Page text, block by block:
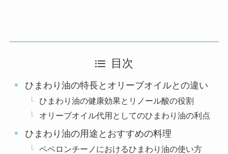
目次
ひまわり油の特長とオリーブオイルとの違い
ひまわり油の健康効果とリノール酸の役割
オリーブオイル代用としてのひまわり油の利点
ひまわり油の用途とおすすめの料理
ペペロンチーノにおけるひまわり油の使い方